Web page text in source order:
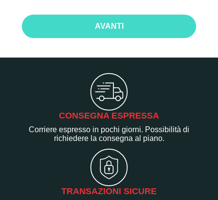
AVANTI
CONSEGNA ESPRESSA
Corriere espresso in pochi giorni. Possibilità di
richiedere la consegna al piano.
TRANSAZIONI SICURE